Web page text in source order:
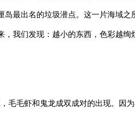
岛最出名的垃圾潜点。这一片海域
我们发现：越小的东西，色彩越
毛毛虾和鬼龙成双成对的出现。因为